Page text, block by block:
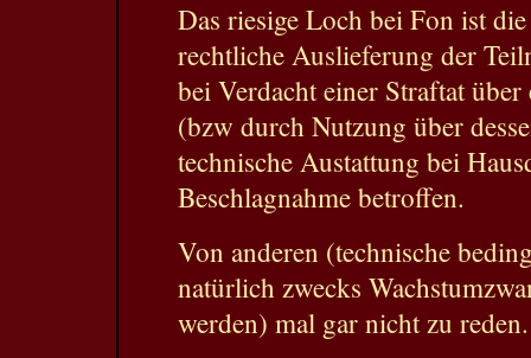
Das riesige Loch bei Fon ist
rechtliche Auslieferung der
bei Verdacht einer Straftat
(bzw durch Nutzung über
technische Austattung bei
Beschlagnahme betroffen.
Von anderen (technische
natürlich zwecks
werden) mal gar nicht zu reden.